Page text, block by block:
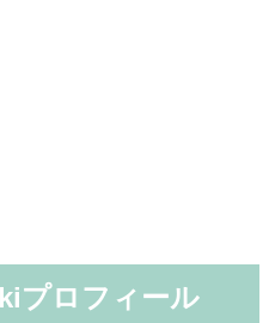
プロフィール